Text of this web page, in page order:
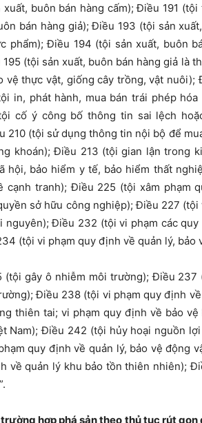
xuất, buôn bán hàng cấm); Điều 191
bán hàng giả); Điều 193 (tội sản
phẩm); Điều 194 (tội sản xuất, buôn
(tội sản xuất, buôn bán hàng giả là
vệ thực vật, giống cây trồng, vật
in, phát hành, mua bán trái phép
cố ý công bố thông tin sai lệch
210 (tội sử dụng thông tin nội bộ để
khoán); Điều 213 (tội gian lận trong
hội, bảo hiểm y tế, bảo hiểm thất
cạnh tranh); Điều 225 (tội xâm phạm
sở hữu công nghiệp); Điều 227
nguyên); Điều 232 (tội vi phạm các
(tội vi phạm quy định về quản lý, bảo
(tội gây ô nhiễm môi trường); Điều
Điều 238 (tội vi phạm quy định
thiên tai; vi phạm quy định về bảo
Nam); Điều 242 (tội hủy hoại nguồn
quy định về quản lý, bảo vệ động
về quản lý khu bảo tồn thiên nhiên);
hợp phá sản theo thủ tục rút